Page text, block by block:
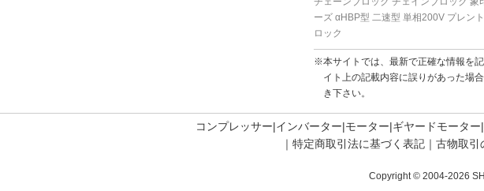
ーズ αHBP型 二速型 単相200V プレン
ロック
※本サイトでは、最新で正確な情報を
イト上の記載内容に誤りがあった場
き下さい。
コンプレッサー インバーター モーター ギヤードモーター
特定商取引法に基づく表記 古物取引
Copyright © 2004-2026